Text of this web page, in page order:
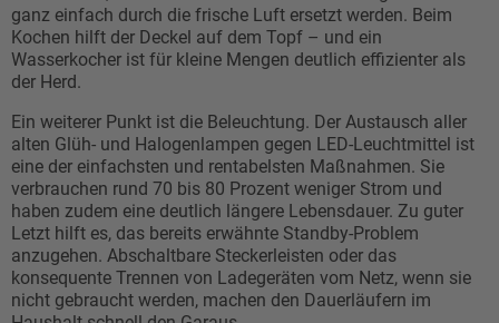
ganz einfach durch die frische Luft ersetzt werden. Beim
Kochen hilft der Deckel auf dem Topf – und ein
Wasserkocher ist für kleine Mengen deutlich effizienter als
der Herd.
Ein weiterer Punkt ist die Beleuchtung. Der Austausch aller
alten Glüh- und Halogenlampen gegen LED-Leuchtmittel ist
eine der einfachsten und rentabelsten Maßnahmen. Sie
verbrauchen rund 70 bis 80 Prozent weniger Strom und
haben zudem eine deutlich längere Lebensdauer. Zu guter
Letzt hilft es, das bereits erwähnte Standby-Problem
anzugehen. Abschaltbare Steckerleisten oder das
konsequente Trennen von Ladegeräten vom Netz, wenn sie
nicht gebraucht werden, machen den Dauerläufern im